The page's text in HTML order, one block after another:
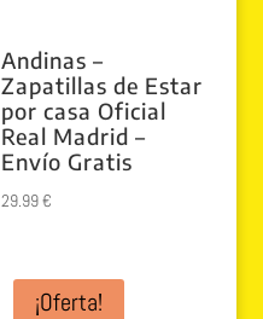
Andinas –
Zapatillas de Estar
por casa Oficial
Real Madrid –
Envío Gratis
29.99€
¡Oferta!